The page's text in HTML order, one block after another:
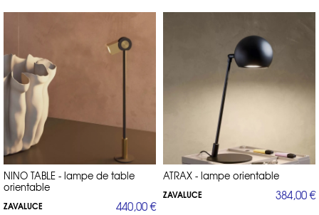
S’agissant de produits fabriqués en Europe à la demande ou en petite
chaleur et couleur renseignées en Kelvin), contactez le
+33(0)153303330 ou àservice_clients@direct-d-sign.com. Pour les
aménagements de locaux tertiaires ou publics, contactez notre
service professionnel par email à pro@direct-d-sign.com.
NINO TABLE - lampe de table
orientable
ZAVALUCE 440,00 €
ATRAX - lampe orientable
ZAVALUCE 384,00 €